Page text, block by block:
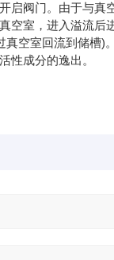
阀门。由于与真
空室，进入溢流后
空室回流到储槽)
性成分的逸出。